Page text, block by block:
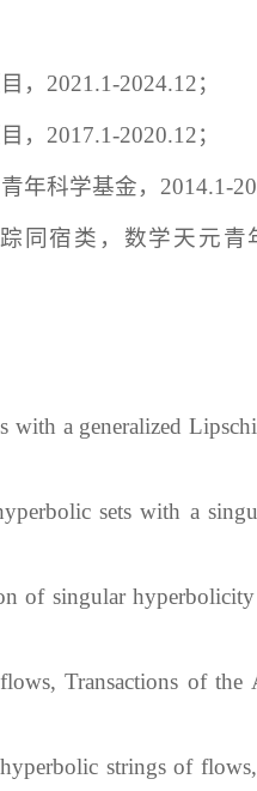
， 2021.1-2024.12；
， 2017.1-2020.12；
年科学基金， 2014.1-
同宿类，数学天元青
a generalized
sets with a
of singular
Transactions of the
strings of